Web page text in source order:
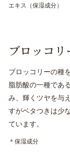
エキス（保湿成分）
ブロッコ
ブロッコリーの種
脂肪酸の一種であ
み、輝くツヤを与
すがベタつきは少
ています。
＊保湿成分